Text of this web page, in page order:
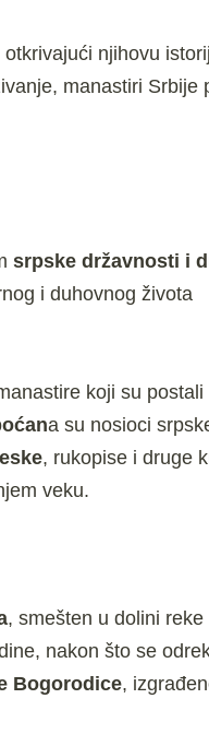
njihovu
manastiri Srbije
srpske državnosti i
i duhovnog života
koji su postali
a su nosioci
, rukopise i druge
veku.
, smešten u dolini reke
nakon što se
Bogorodice,